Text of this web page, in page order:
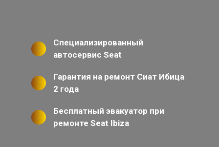
Специализированный
автосервис Seat
Гарантия на ремонт Сиат Ибица
2 года
Бесплатный эвакуатор при
ремонте Seat Ibiza